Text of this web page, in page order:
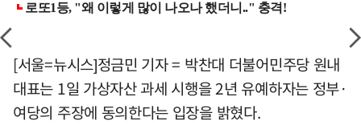
[서울=뉴시스]정금민 기자 = 박찬대 더불어민주당 원내
대표는 1일 가상자산 과세 시행을 2년 유예하자는 정부·
여당의 주장에 동의한다는 입장을 밝혔다.